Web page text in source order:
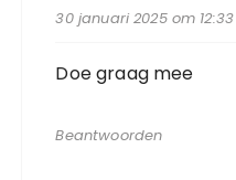
30 januari 2025 om 12:33
Doe graag mee
Beantwoorden